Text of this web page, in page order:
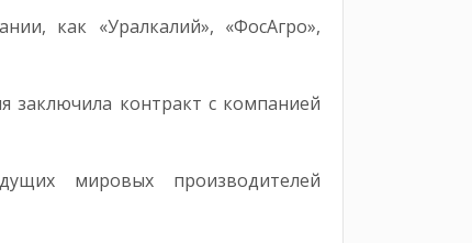
как «Уралкалий», «ФосАгро»,
заключила контракт с компанией
мировых производителей